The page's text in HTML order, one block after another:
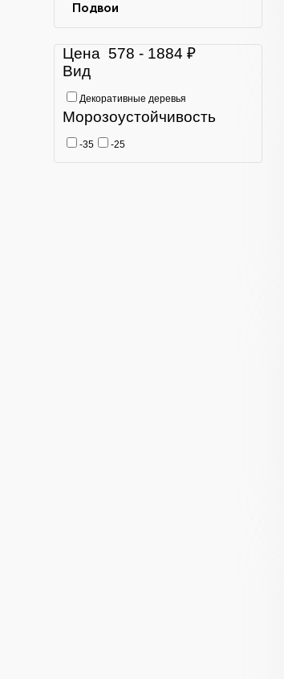
Подвои
Цена 578 - 1884 ₽
Вид
Декоративные деревья
Морозоустойчивость
-35 -25